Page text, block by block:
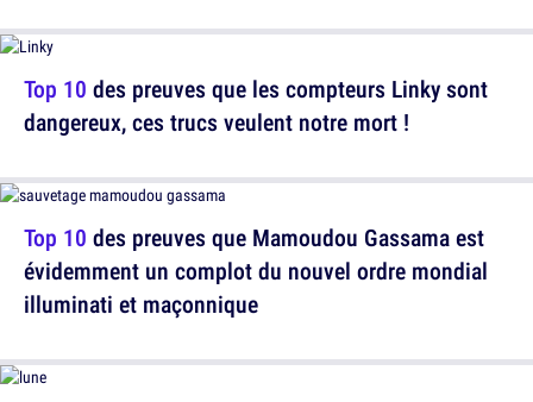
Top 10 des preuves que les compteurs Linky sont
dangereux, ces trucs veulent notre mort !
Top 10 des preuves que Mamoudou Gassama est
évidemment un complot du nouvel ordre mondial
illuminati et maçonnique